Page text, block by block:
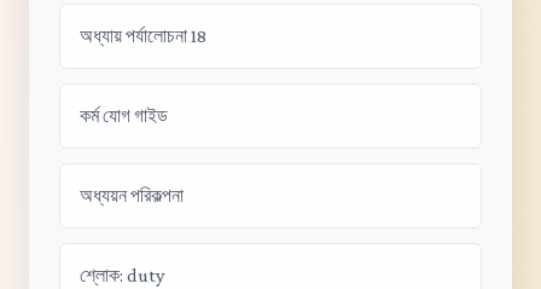
অধ্যায় পর্যালোচনা 18
কর্ম যোগ গাইড
অধ্যয়ন পরিকল্পনা
শ্লোক: duty